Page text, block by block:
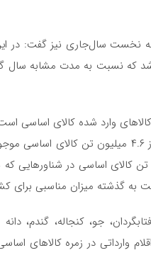
کالای اساسی در شناورهایی
جو، کنجاله، گندم،
وارداتی در زمره کالاهای